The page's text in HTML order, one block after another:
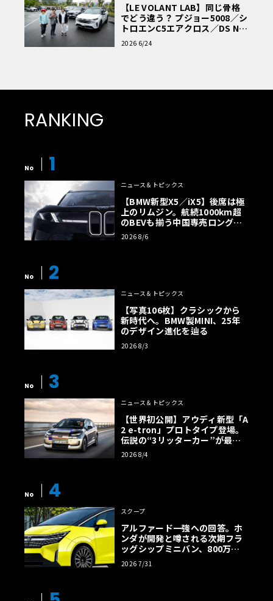
【LE VOLANT LAB】同じ骨格
でどう違う？ プジョー5008／シ
トロエンC5エアクロス／DS Nº4
読者一気乗りレポート
2026 6/24
RANKING
No 1
ニュース＆トピックス
【BMW新型X5／iX5】後席は極
上のリムジン。航続1000km超
のBEVも揃う中国専売ロング仕
様の全貌
2026 8/6
No 2
ニュース＆トピックス
【写真106枚】クラシックから
新時代へ。BMW製MINI、25年
のデザイン進化を辿る
2026 8/3
No 3
ニュース＆トピックス
【世界初公開】アウディ新型「A
2 e-tron」プロトタイプ登場。
伝説の“3リッターカー”が最高
効率エントリーBEVとして復活
【画像38枚】
2026 8/4
No 4
スクープ
アルファード一強への回答。ホ
ンダが開発と噂される次期フラ
ッグシップミニバン、800万円
超の勝算【予想CG】
2026 7/31